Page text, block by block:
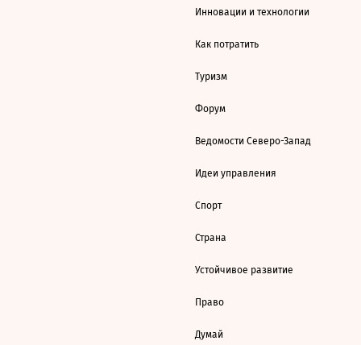
Инновации и технологии
Как потратить
Туризм
Форум
Ведомости Северо-Запад
Идеи управления
Спорт
Страна
Устойчивое развитие
Право
Думай